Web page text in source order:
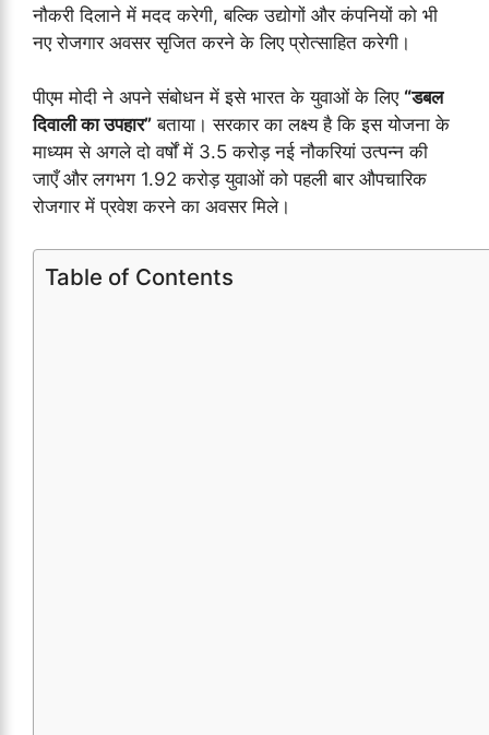
नौकरी दिलाने में मदद करेगी, बल्कि उद्योगों और कंपनियों को भी
नए रोजगार अवसर सृजित करने के लिए प्रोत्साहित करेगी।
पीएम मोदी ने अपने संबोधन में इसे भारत के युवाओं के लिए “डबल
दिवाली का उपहार” बताया। सरकार का लक्ष्य है कि इस योजना के
माध्यम से अगले दो वर्षों में 3.5 करोड़ नई नौकरियां उत्पन्न की
जाएँ और लगभग 1.92 करोड़ युवाओं को पहली बार औपचारिक
रोजगार में प्रवेश करने का अवसर मिले।
Table of Contents